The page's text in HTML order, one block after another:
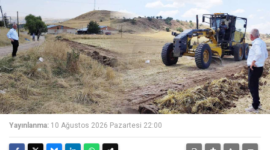
Yayınlanma: 10 Ağustos 2026 Pazartesi 22:00